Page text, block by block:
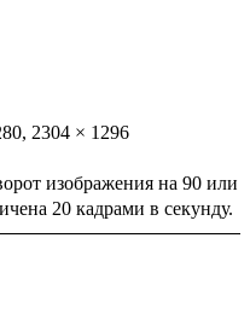
2304 × 1296
изображения на 90 или
20 кадрами в секунду.